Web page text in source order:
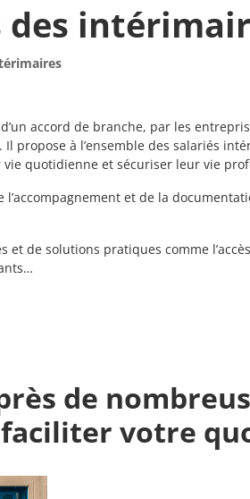
des
accord de branche, par les
propose à l’ensemble des salariés
quotidienne et sécuriser leur vie
l’accompagnement et de la
et de solutions pratiques comme
de
votre